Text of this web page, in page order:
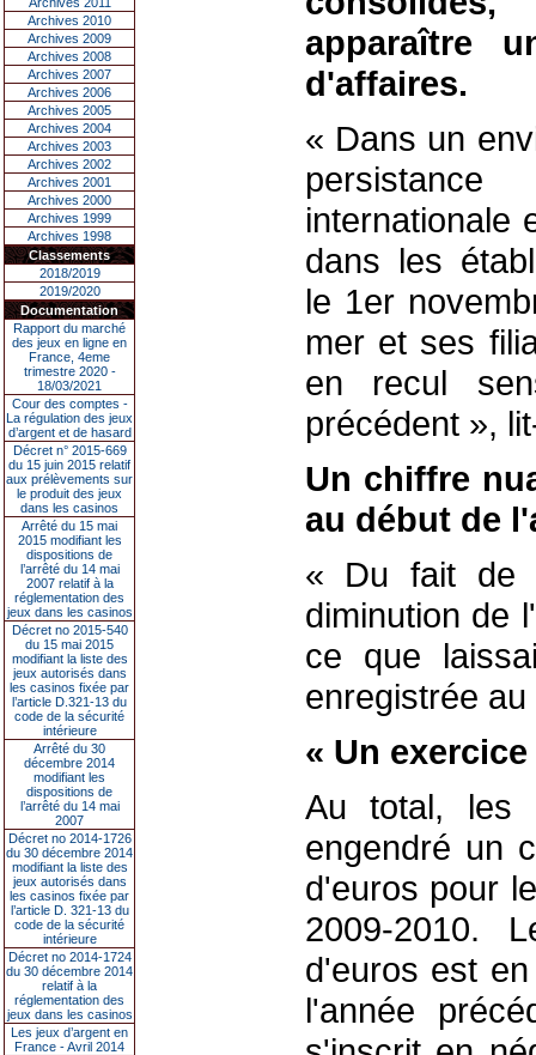
Archives 2010
Archives 2009
Archives 2008
Archives 2007
Archives 2006
Archives 2005
Archives 2004
Archives 2003
Archives 2002
Archives 2001
Archives 2000
Archives 1999
Archives 1998
Classements
2018/2019
2019/2020
Documentation
Rapport du marché
des jeux en ligne en
France, 4eme
trimestre 2020 -
18/03/2021
Cour des comptes -
La régulation des jeux
d’argent et de hasard
Décret n° 2015-669
du 15 juin 2015 relatif
aux prélèvements sur
le produit des jeux
dans les casinos
Arrêté du 15 mai
2015 modifiant les
dispositions de
l’arrêté du 14 mai
2007 relatif à la
réglementation des
jeux dans les casinos
Décret no 2015-540
du 15 mai 2015
modifiant la liste des
jeux autorisés dans
les casinos fixée par
l’article D.321-13 du
code de la sécurité
intérieure
Arrêté du 30
décembre 2014
modifiant les
dispositions de
l’arrêté du 14 mai
2007
Décret no 2014-1726
du 30 décembre 2014
modifiant la liste des
jeux autorisés dans
les casinos fixée par
l’article D. 321-13 du
code de la sécurité
intérieure
Décret no 2014-1724
du 30 décembre 2014
relatif à la
réglementation des
jeux dans les casinos
Les jeux d’argent en
France - Avril 2014
apparaître
d'affaires.
« Dans un
internationale
dans les
le 1er
mer et ses
en recul
précédent »,
Un chiffre
au début de
« Du fait de
diminution de
ce que
enregistrée
« Un
Au total, les
engendré un
d'euros pour
2009-2010.
d'euros est
l'année